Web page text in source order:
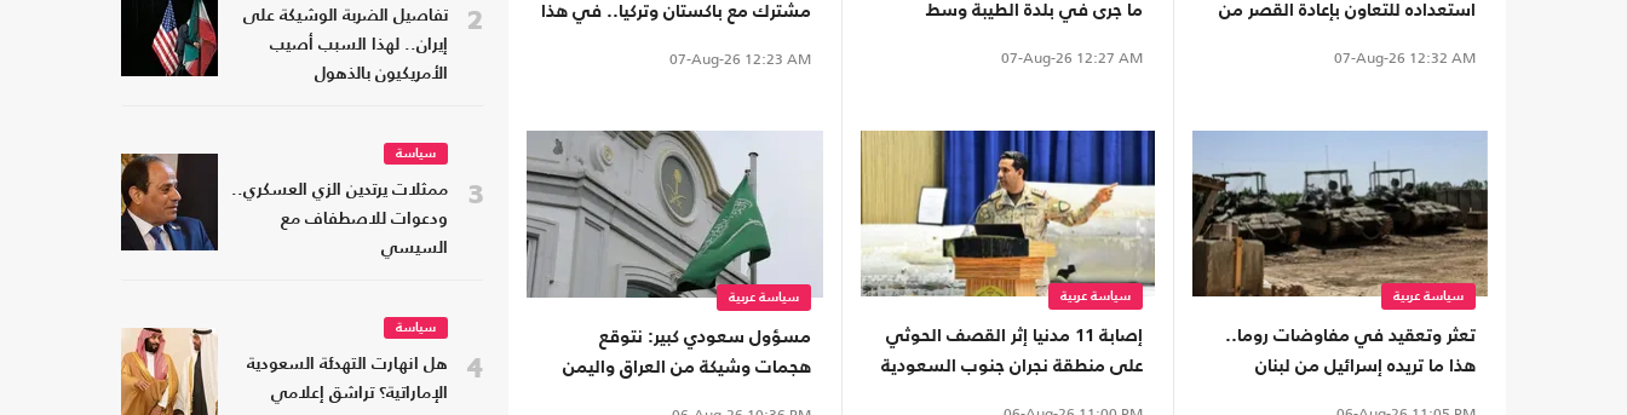
استعداده للتعاون بإعادة القصر من
07-Aug-26 12:32 AM
ما جرى في بلدة الطيبة وسط
07-Aug-26 12:27 AM
مشترك مع باكستان وتركيا.. في هذا
07-Aug-26 12:23 AM
سياسة عربية
تعثر وتعقيد في مفاوضات روما..
هذا ما تريده إسرائيل من لبنان
سياسة عربية
إصابة 11 مدنيا إثر القصف الحوثي
على منطقة نجران جنوب السعودية
سياسة عربية
مسؤول سعودي كبير: نتوقع
هجمات وشيكة من العراق واليمن
2
تفاصيل الضربة الوشيكة على
إيران.. لهذا السبب أصيب
الأمريكيون بالذهول
3
سياسة
ممثلات يرتدين الزي العسكري..
ودعوات للاصطفاف مع
السيسي
4
سياسة
هل انهارت التهدئة السعودية
الإماراتية؟ تراشق إعلامي